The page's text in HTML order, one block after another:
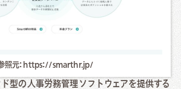
照元: https://smarthr.jp/
型の人事労務管理ソフトウェアを提供する